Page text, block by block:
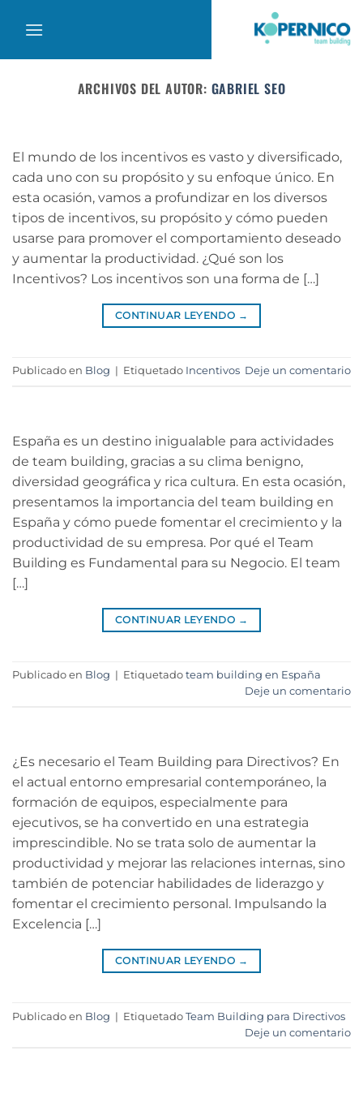
ARCHIVOS DEL AUTOR: GABRIEL SEO
El mundo de los incentivos es vasto y diversificado,
cada uno con su propósito y su enfoque único. En
esta ocasión, vamos a profundizar en los diversos
tipos de incentivos, su propósito y cómo pueden
usarse para promover el comportamiento deseado
y aumentar la productividad. ¿Qué son los
Incentivos? Los incentivos son una forma de […]
CONTINUAR LEYENDO →
Publicado en Blog | Etiquetado Incentivos Deje un comentario
España es un destino inigualable para actividades
de team building, gracias a su clima benigno,
diversidad geográfica y rica cultura. En esta ocasión,
presentamos la importancia del team building en
España y cómo puede fomentar el crecimiento y la
productividad de su empresa. Por qué el Team
Building es Fundamental para su Negocio. El team
[…]
CONTINUAR LEYENDO →
Publicado en Blog | Etiquetado team building en España
Deje un comentario
¿Es necesario el Team Building para Directivos? En
el actual entorno empresarial contemporáneo, la
formación de equipos, especialmente para
ejecutivos, se ha convertido en una estrategia
imprescindible. No se trata solo de aumentar la
productividad y mejorar las relaciones internas, sino
también de potenciar habilidades de liderazgo y
fomentar el crecimiento personal. Impulsando la
Excelencia […]
CONTINUAR LEYENDO →
Publicado en Blog | Etiquetado Team Building para Directivos
Deje un comentario